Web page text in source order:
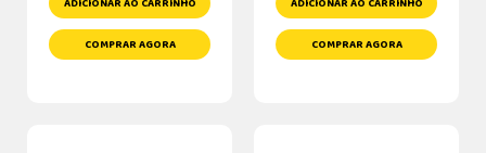
COMPRAR AGORA COMPRAR AGORA